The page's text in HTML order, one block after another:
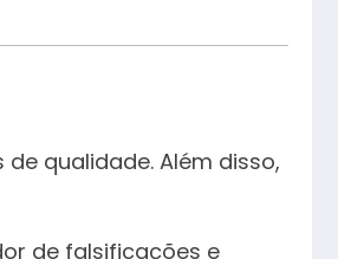
qualidade. Além disso,
de falsificações e